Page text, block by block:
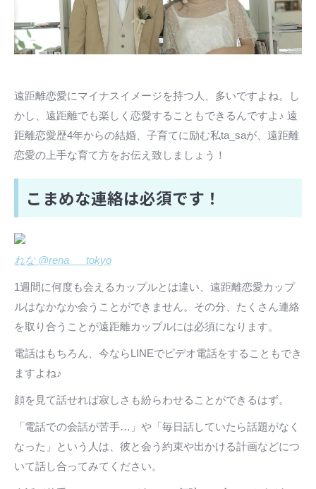
遠距離恋愛にマイナスイメージを持つ人、多いですよね。し
かし、遠距離でも楽しく恋愛することもできるんですよ♪ 遠
距離恋愛歴4年からの結婚、子育てに励む私ta_saが、遠距離
恋愛の上手な育て方をお伝え致しましょう！
こまめな連絡は必須です！
れな @rena___tokyo
1週間に何度も会えるカップルとは違い、遠距離恋愛カップ
ルはなかなか会うことができません。その分、たくさん連絡
を取り合うことが遠距離カップルには必須になります。
電話はもちろん、今ならLINEでビデオ電話をすることもでき
ますよね♪
顔を見て話せれば寂しさも紛らわせることができるはず。
「電話での会話が苦手…」や「毎日話していたら話題がなく
なった」という人は、彼と会う約束や出かける計画などにつ
いて話し合ってみてください。